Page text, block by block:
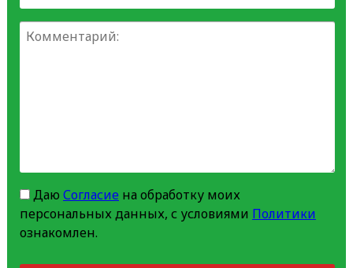
Даю Согласиена обработку моих
персональных данных, с условиями Политики
ознакомлен.